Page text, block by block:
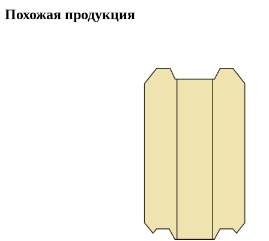
Похожая продукция